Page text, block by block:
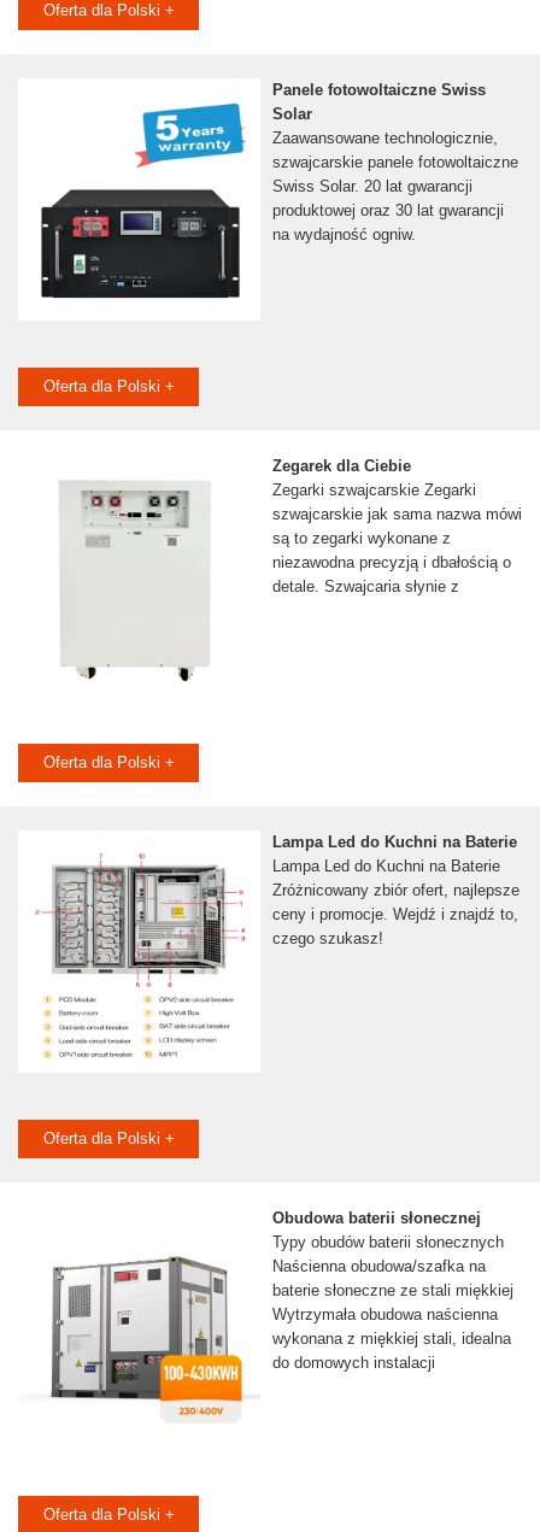
Oferta dla Polski +
Panele fotowoltaiczne Swiss
Solar
Zaawansowane technologicznie,
szwajcarskie panele fotowoltaiczne
Swiss Solar. 20 lat gwarancji
produktowej oraz 30 lat gwarancji
na wydajność ogniw.
Oferta dla Polski +
Zegarek dla Ciebie
Zegarki szwajcarskie Zegarki
szwajcarskie jak sama nazwa mówi
są to zegarki wykonane z
niezawodna precyzją i dbałością o
detale. Szwajcaria słynie z
Oferta dla Polski +
Lampa Led do Kuchni na Baterie
Lampa Led do Kuchni na Baterie
Zróżnicowany zbiór ofert, najlepsze
ceny i promocje. Wejdź i znajdź to,
czego szukasz!
Oferta dla Polski +
Obudowa baterii słonecznej
Typy obudów baterii słonecznych
Naścienna obudowa/szafka na
baterie słoneczne ze stali miękkiej
Wytrzymała obudowa naścienna
wykonana z miękkiej stali, idealna
do domowych instalacji
Oferta dla Polski +